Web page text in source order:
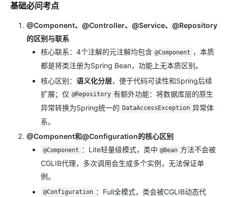
基础必问考点
@Component、@Controller、@Service、@Repository
的区别与联系
核心联系：4个注解的元注解均包含 @Component ，本质
都是将类注册为Spring Bean，功能上无本质区别。
核心区别： 语义化分层，便于代码可读性和Spring后续
扩展；仅 @Repository 有额外功能：将数据库层的原生
异常转换为Spring统一的 DataAccessException 异常体
系。
@Component和@Configuration的核心区别
@Component ：Lite轻量级模式，类中 @Bean 方法不会被
CGLIB代理，多次调用会生成多个实例，无法保证单
例。
@Configuration ：Full全模式，类会被CGLIB动态代